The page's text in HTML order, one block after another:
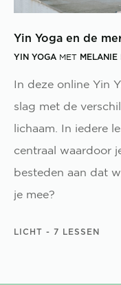
Yin Yoga en de
YIN YOGAMET MELANIE
In deze online Yin
slag met de
lichaam. In iedere
centraal waardoor
besteden aan dat
je mee?
LICHT - 7 LESSEN